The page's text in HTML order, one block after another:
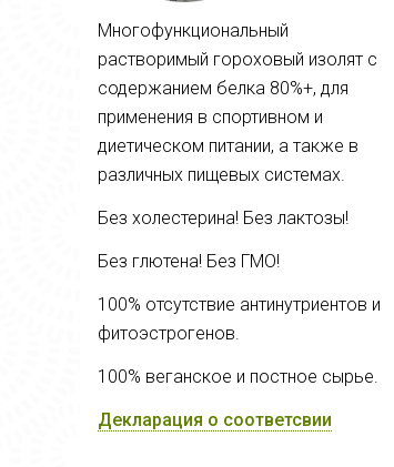
Многофункциональный
растворимый гороховый изолят с
содержанием белка 80%+, для
применения в спортивном и
диетическом питании, а также в
различных пищевых системах.
Без холестерина! Без лактозы!
Без глютена! Без ГМО!
100% отсутствие антинутриентов и
фитоэстрогенов.
100% веганское и постное сырье.
Декларация о соответсвии